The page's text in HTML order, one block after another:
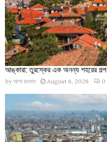
আঙ্কারা: তুরস্কের এক অনন্য শহরের গল্প
by আশা রহমান August 6, 2026 0